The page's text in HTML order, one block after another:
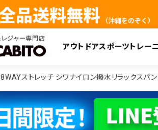
アウトドアスポーツ トレー
検
8WAYストレッチ シワナイロン撥水リラックス